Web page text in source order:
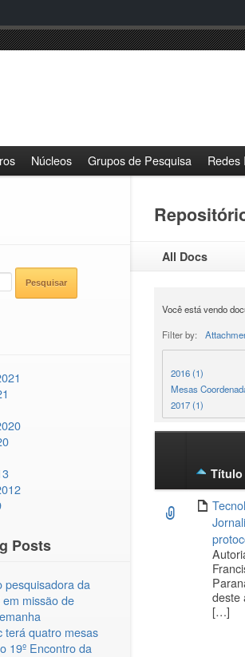
Núcleos Grupos de Pesquisa Redes
All Docs
Você está vendo
Filter by:
2016 (1)
Mesas
2017 (1)
attachment
Título
deste
[…]
Posts
pesquisadora da
missão de
terá quatro mesas
19º Encontro da